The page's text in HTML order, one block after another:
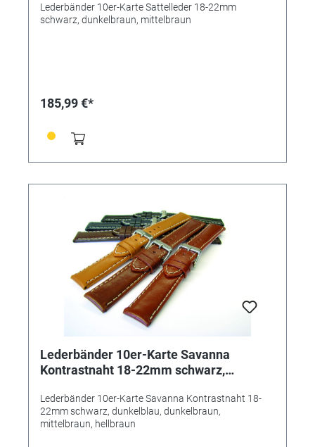
Lederbänder 10er-Karte Sattelleder 18-22mm
schwarz, dunkelbraun, mittelbraun
185,99 €*
Lederbänder 10er-Karte Savanna
Kontrastnaht 18-22mm schwarz,
hellbraun
Lederbänder 10er-Karte Savanna Kontrastnaht 18-
22mm schwarz, dunkelblau, dunkelbraun,
mittelbraun, hellbraun